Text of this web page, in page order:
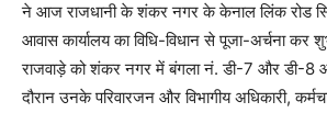
ने आज राजधानी के शंकर नगर के केनाल लिंक रोड
आवास कार्यालय का विधि-विधान से पूजा-अर्चना कर
राजवाड़े को शंकर नगर में बंगला नं. डी-7 और डी-
दौरान उनके परिवारजन और विभागीय अधिकारी,